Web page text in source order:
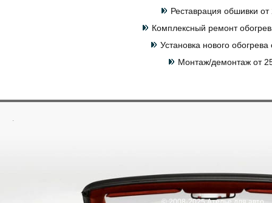
Реставрация обшивки от
Комплексный ремонт
Установка нового
Монтаж/демонтаж от
.